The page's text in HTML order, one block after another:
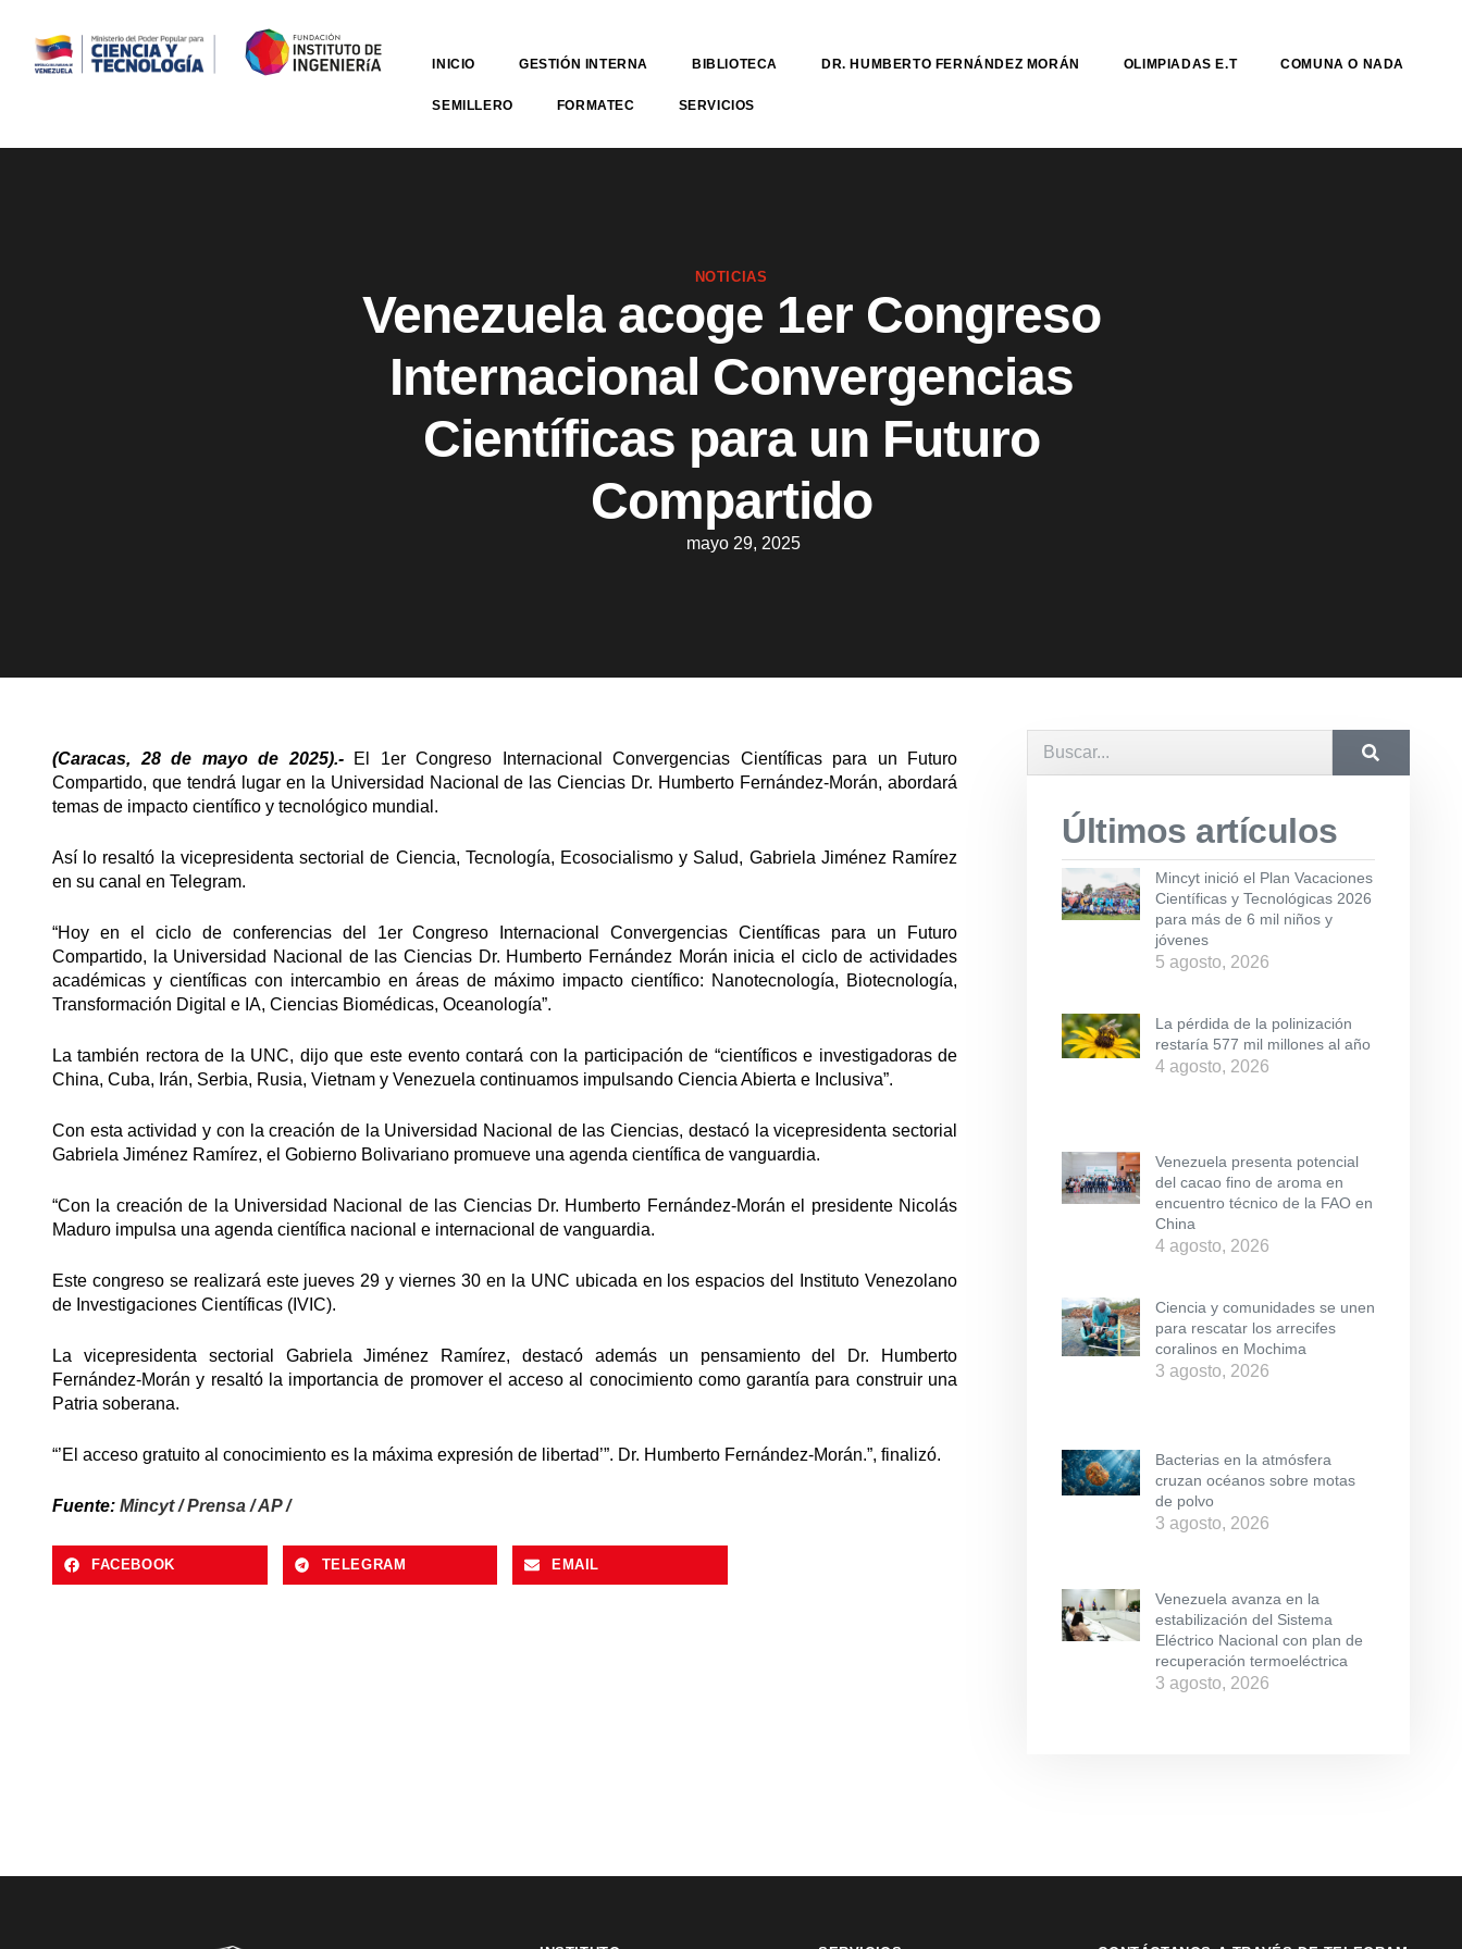
INICIO GESTIÓN INTERNA BIBLIOTECA DR. HUMBERTO FERNÁNDEZ MORÁN OLIMPIADAS E.T COMUNA O NADA
SEMILLERO FORMATEC SERVICIOS
NOTICIAS
Venezuela acoge 1er Congreso
Internacional Convergencias
Científicas para un Futuro
Compartido
mayo 29, 2025
(Caracas, 28 de mayo de 2025).-
El 1er Congreso Internacional Convergencias Científicas para un Futuro
Compartido, que tendrá lugar en la Universidad Nacional de las Ciencias Dr. Humberto Fernández-Morán, abordará
temas de impacto científico y tecnológico mundial.
Así lo resaltó la vicepresidenta sectorial de Ciencia, Tecnología, Ecosocialismo y Salud, Gabriela Jiménez Ramírez
en su canal en Telegram.
“Hoy en el ciclo de conferencias del 1er Congreso Internacional Convergencias Científicas para un Futuro
Compartido, la Universidad Nacional de las Ciencias Dr. Humberto Fernández Morán inicia el ciclo de actividades
académicas y científicas con intercambio en áreas de máximo impacto científico: Nanotecnología, Biotecnología,
Transformación Digital e IA, Ciencias Biomédicas, Oceanología”.
La también rectora de la UNC, dijo que este evento contará con la participación de “científicos e investigadoras de
China, Cuba, Irán, Serbia, Rusia, Vietnam y Venezuela continuamos impulsando Ciencia Abierta e Inclusiva”.
Con esta actividad y con la creación de la Universidad Nacional de las Ciencias, destacó la vicepresidenta sectorial
Gabriela Jiménez Ramírez, el Gobierno Bolivariano promueve una agenda científica de vanguardia.
“Con la creación de la Universidad Nacional de las Ciencias Dr. Humberto Fernández-Morán el presidente Nicolás
Maduro impulsa una agenda científica nacional e internacional de vanguardia.
Este congreso se realizará este jueves 29 y viernes 30 en la UNC ubicada en los espacios del Instituto Venezolano
de Investigaciones Científicas (IVIC).
La vicepresidenta sectorial Gabriela Jiménez Ramírez, destacó además un pensamiento del Dr. Humberto
Fernández-Morán y resaltó la importancia de promover el acceso al conocimiento como garantía para construir una
Patria soberana.
“’El acceso gratuito al conocimiento es la máxima expresión de libertad’”. Dr. Humberto Fernández-Morán.”, finalizó.
Fuente: Mincyt / Prensa / AP /
FACEBOOK TELEGRAM EMAIL
Últimos artículos
Mincyt inició el Plan Vacaciones
Científicas y Tecnológicas 2026
para más de 6 mil niños y
jóvenes
5 agosto, 2026
La pérdida de la polinización
restaría 577 mil millones al año
4 agosto, 2026
Venezuela presenta potencial
del cacao fino de aroma en
encuentro técnico de la FAO en
China
4 agosto, 2026
Ciencia y comunidades se unen
para rescatar los arrecifes
coralinos en Mochima
3 agosto, 2026
Bacterias en la atmósfera
cruzan océanos sobre motas
de polvo
3 agosto, 2026
Venezuela avanza en la
estabilización del Sistema
Eléctrico Nacional con plan de
recuperación termoeléctrica
3 agosto, 2026